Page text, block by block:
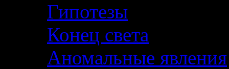
Гипотезы
Конец света
Аномальные явления